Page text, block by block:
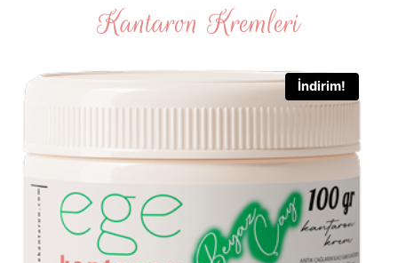
Kantaron Kremleri
İndirim!